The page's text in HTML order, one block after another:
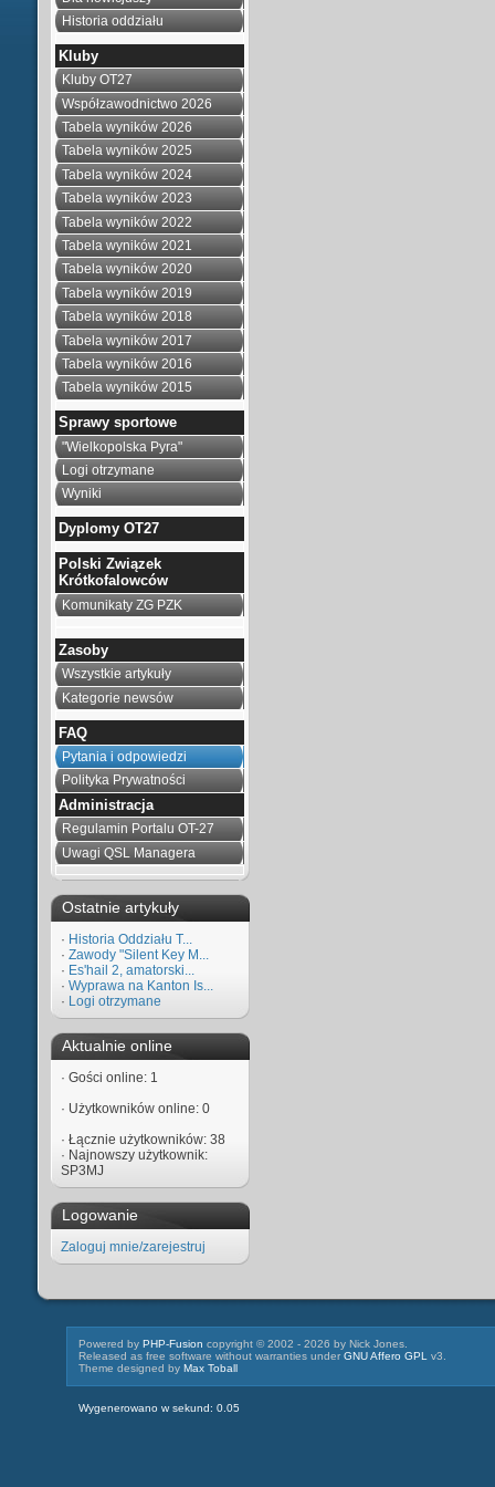
Historia oddziału
Kluby
Kluby OT27
Współzawodnictwo 2026
Tabela wyników 2026
Tabela wyników 2025
Tabela wyników 2024
Tabela wyników 2023
Tabela wyników 2022
Tabela wyników 2021
Tabela wyników 2020
Tabela wyników 2019
Tabela wyników 2018
Tabela wyników 2017
Tabela wyników 2016
Tabela wyników 2015
Sprawy sportowe
"Wielkopolska Pyra"
Logi otrzymane
Wyniki
Dyplomy OT27
Polski Związek
Krótkofalowców
Komunikaty ZG PZK
Zasoby
Wszystkie artykuły
Kategorie newsów
FAQ
Pytania i odpowiedzi
Polityka Prywatności
Administracja
Regulamin Portalu OT-27
Uwagi QSL Managera
Ostatnie artykuły
· Historia Oddziału T...
· Zawody "Silent Key M...
· Es'hail 2, amatorski...
· Wyprawa na Kanton Is...
· Logi otrzymane
Aktualnie online
· Gości online: 1
· Użytkowników online: 0
· Łącznie użytkowników: 38
· Najnowszy użytkownik:
SP3MJ
Logowanie
Zaloguj mnie/zarejestruj
Powered byPHP-Fusion copyright © 2002 - 2026 by Nick Jones.
Released as free software without warranties underGNU Affero GPL
v3.
Theme designed byMax Toball
Wygenerowano w sekund: 0.05